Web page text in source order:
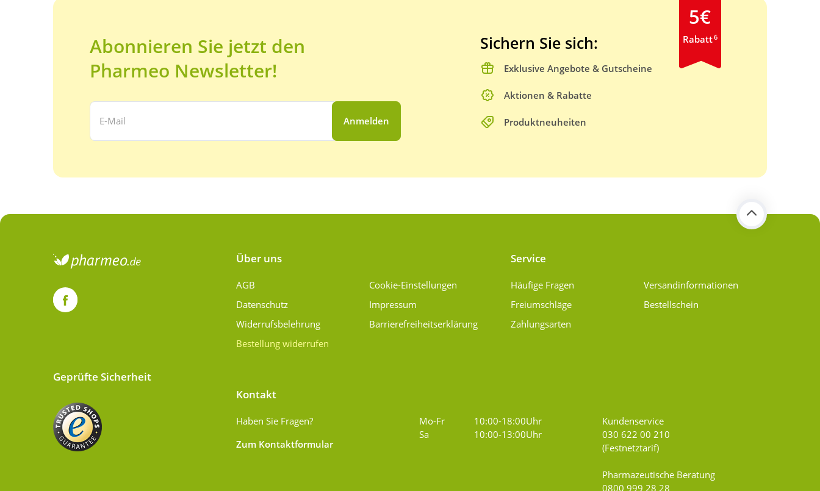
Abonnieren Sie jetzt den
Pharmeo Newsletter!
Ihre E-Mail Adresse:
Anmelden
Sichern Sie sich:
Exklusive Angebote & Gutscheine
Aktionen & Rabatte
Produktneuheiten
5€
Rabatt6
Über uns
AGB
Datenschutz
Widerrufsbelehrung
Bestellung widerrufen
Cookie-Einstellungen
Impressum
Barrierefreiheitserklärung
Service
Häufige Fragen
Freiumschläge
Zahlungsarten
Versand­informationen
Bestellschein
Kontakt
Haben Sie Fragen?
Zum Kontaktformular
Mo-Fr
10:00-18:00Uhr
Sa
10:00-13:00Uhr
Kundenservice
030 622 00 210
(Festnetztarif)
Pharmazeutische Beratung
0800 999 28 28
Geprüfte Sicherheit